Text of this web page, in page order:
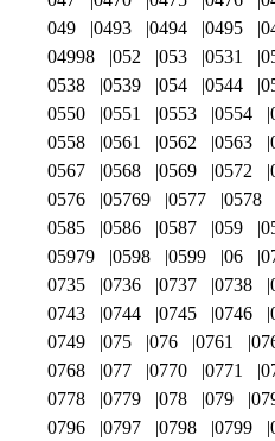
049
0493 0494 0495
04998
052 053 0531
0538
0539 054 0544
0550
0551 0553 0554
0558
0561 0562 0563
0567
0568 0569 0572
0576
05769 0577 0578
0585
0586 0587 059
05979
0598 0599 06
0735
0736 0737 0738
0743
0744 0745 0746
0749
075 076 0761
0768
077 0770 0771
0778
0779 078 079
0796
0797 0798 0799